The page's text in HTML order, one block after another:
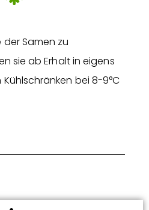
der Samen zu
sie ab Erhalt in eigens
bei 8-9°C